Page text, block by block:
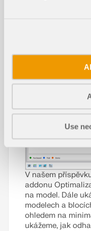
Use
V našem
addonu
na model. Dále
modelech a
ohledem na
ukážeme, jak